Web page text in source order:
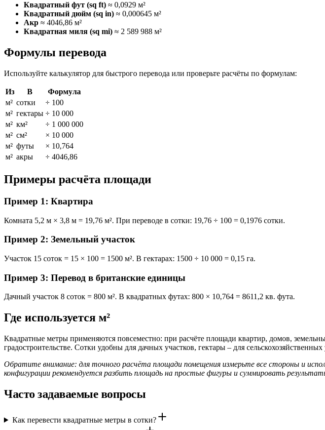
Квадратный фут (sq ft) ≈ 0,0929 м²
Квадратный дюйм (sq in) ≈ 0,000645 м²
Акр ≈ 4046,86 м²
Квадратная миля (sq mi) ≈ 2 589 988 м²
Формулы перевода
Используйте калькулятор для быстрого перевода или проверьте расчёты по формулам:
Из В
Формула
м² сотки
÷ 100
м² гектары ÷ 10 000
м² км²
÷ 1 000 000
м² см²
× 10 000
м² футы
× 10,764
м² акры ÷ 4046,86
Примеры расчёта площади
Пример 1: Квартира
Комната 5,2 м × 3,8 м = 19,76 м². При переводе в сотки: 19,76 ÷ 100 = 0,1976 сотки.
Пример 2: Земельный участок
Участок 15 соток = 15 × 100 = 1500 м². В гектарах: 1500 ÷ 10 000 = 0,15 га.
Пример 3: Перевод в британские единицы
Дачный участок 8 соток = 800 м². В квадратных футах: 800 × 10,764 = 8611,2 кв. фута.
Где используется м²
Квадратные метры применяются повсеместно: при расчёте площади квартир, домов,
градостроительстве. Сотки удобны для дачных участков, гектары – для
Обратите внимание: для точного расчёта площади помещения измерьте все стороны и
конфигурации рекомендуется разбить площадь на простые фигуры и суммировать
Часто задаваемые вопросы
Как перевести квадратные метры в сотки?